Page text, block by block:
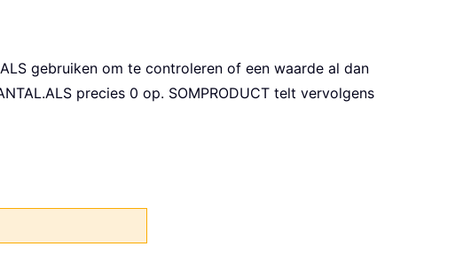
gebruiken om te controleren of een waarde al dan
precies 0 op. SOMPRODUCT telt vervolgens